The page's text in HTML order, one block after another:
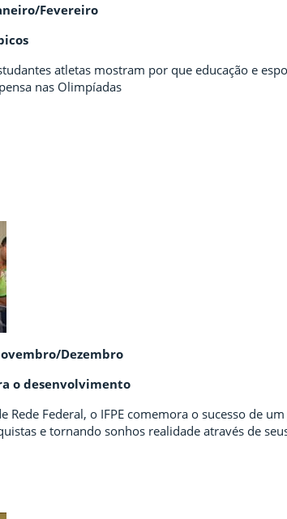
Fevereiro
atletas mostram por que educação e
nas Olimpíadas
Dezembro
o desenvolvimento
Rede Federal, o IFPE comemora o sucesso de
e tornando sonhos realidade através de